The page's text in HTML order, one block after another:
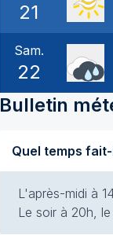
21
Sam.
22
Bulletin
L'après-midi à
Le soir à 20h,